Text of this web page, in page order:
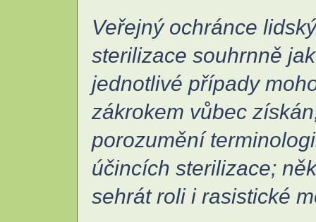
Veřejný ochránce
sterilizace souhrnně
jednotlivé případy
zákrokem vůbec
porozumění
účincích sterilizace;
sehrát roli i rasistické